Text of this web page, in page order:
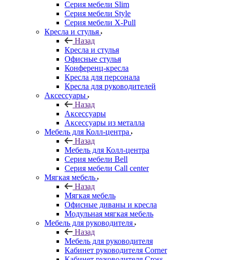
Серия мебели Slim
Серия мебели Style
Серия мебели X-Pull
Кресла и стулья
Назад
Кресла и стулья
Офисные стулья
Конференц-кресла
Кресла для персонала
Кресла для руководителей
Аксессуары
Назад
Аксессуары
Аксессуары из металла
Мебель для Колл-центра
Назад
Мебель для Колл-центра
Серия мебели Bell
Серия мебели Call center
Мягкая мебель
Назад
Мягкая мебель
Офисные диваны и кресла
Модульная мягкая мебель
Мебель для руководителя
Назад
Мебель для руководителя
Кабинет руководителя Corner